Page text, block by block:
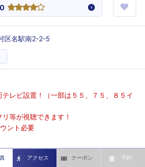
0
区名駅南2-2-5
レビ設置！（一部は５５、７５、８５イ
等が視聴できます！
ント必要
アクセス クーポン 予約